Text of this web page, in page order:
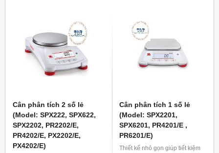
Cân phân tích 2 số lẻ
(Model: SPX222, SPX622,
SPX2202, PR2202/E,
PR4202/E, PX2202/E,
PX4202/E)
Cân phân tích 1 số lẻ
(Model: SPX2201,
SPX6201, PR4201/E ,
PR6201/E)
Thiết kế nhỏ gọn giúp tiết kiệm